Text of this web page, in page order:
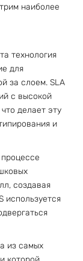
наиболее
технология
для
за слоем. SLA
с высокой
делает эту
и
создавая
используется
из самых